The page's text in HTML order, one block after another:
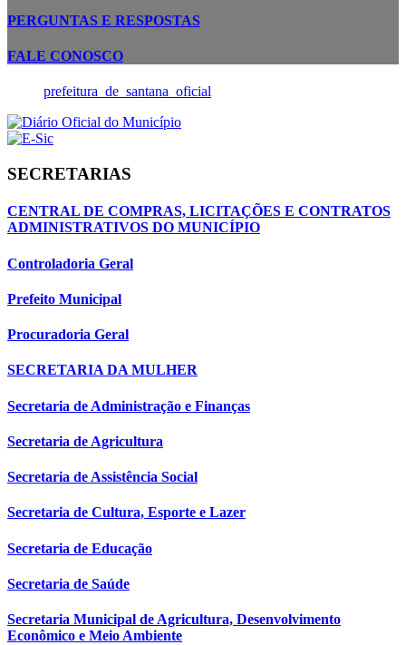
PERGUNTAS E RESPOSTAS
FALE CONOSCO
prefeitura_de_santana_oficial
SECRETARIAS
CENTRAL DE COMPRAS, LICITAÇÕES E CONTRATOS
ADMINISTRATIVOS DO MUNICÍPIO
Controladoria Geral
Prefeito Municipal
Procuradoria Geral
SECRETARIA DA MULHER
Secretaria de Administração e Finanças
Secretaria de Agricultura
Secretaria de Assistência Social
Secretaria de Cultura, Esporte e Lazer
Secretaria de Educação
Secretaria de Saúde
Secretaria Municipal de Agricultura, Desenvolvimento
Econômico e Meio Ambiente